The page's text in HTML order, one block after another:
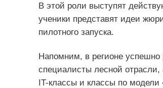
В этой роли выступят
ученики представят идеи
пилотного запуска.
Напомним, в регионе
специалисты лесной отрасли,
IT-классы и классы по модели